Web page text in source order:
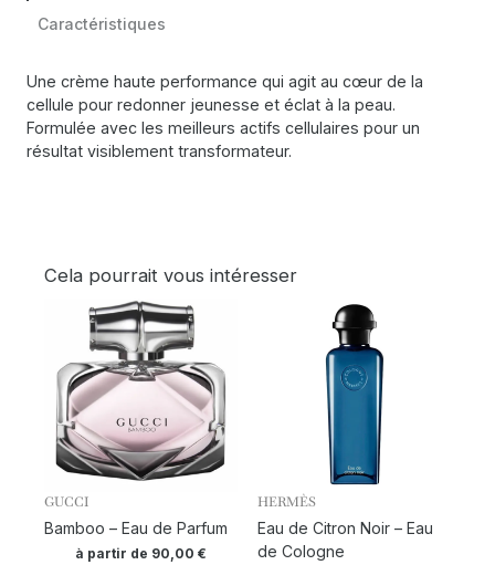
Caractéristiques
Une crème haute performance qui agit au cœur de la
cellule pour redonner jeunesse et éclat à la peau.
Formulée avec les meilleurs actifs cellulaires pour un
résultat visiblement transformateur.
Cela pourrait vous intéresser
GUCCI
Bamboo – Eau de Parfum
à partir de 90,00€
HERMÈS
Eau de Citron Noir – Eau
de Cologne